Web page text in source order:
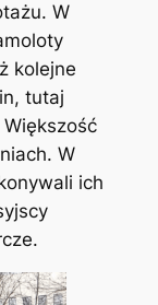
W
kolejne
tutaj
W
ich